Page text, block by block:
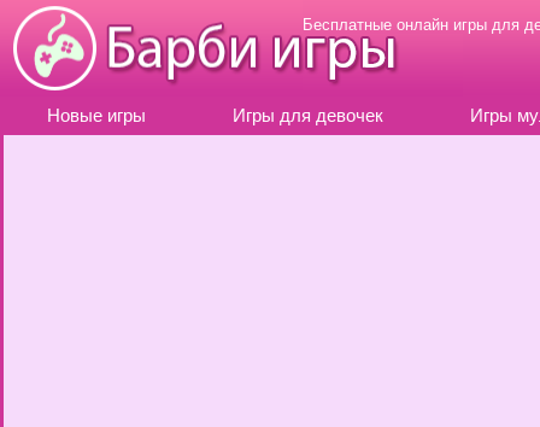
Бесплатные онлайн игры для
Новые игры Игры для девочек Игры